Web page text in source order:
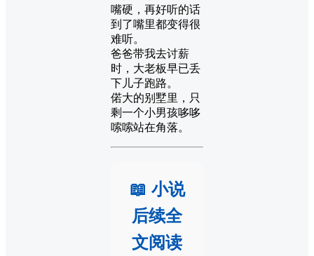
嘴硬，再好听的话
到了嘴里都变得很
难听。
爸爸带我去讨薪
时，大老板早已丢
下儿子跑路。
偌大的别墅里，只
剩一个小男孩哆哆
嗦嗦站在角落。
📖 小说
后续全
文阅读